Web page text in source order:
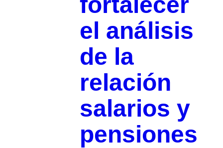
el análisis
de la
relación
salarios y
pensiones